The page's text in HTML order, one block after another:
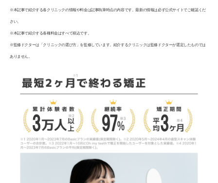
④平日夜間や土日も診療している
最低でも2つ以上の矯正歯科医院を比較検討しよう
東京表参道矯正歯科
東京銀座有楽町矯正歯科
東京新宿矯正歯科
東京池袋矯正歯科
大泉学園の矯正歯科おすすめ医院
※本記事で紹介する各クリニックの情報や料金は記事執筆時点の内容です。最新の情報は必ず公式サイトでご確認くだ
さい。
※本記事で紹介する各種料金はすべて税込です。
※監修ドクターは「クリニックの選び方」を監修しています。紹介するクリニックは監修ドクターが選定したものでは
ありません。